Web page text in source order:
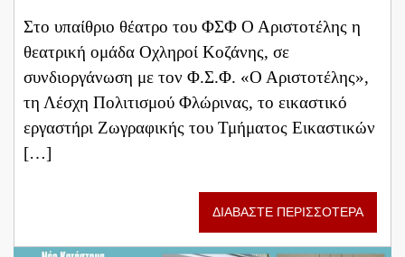
Στο υπαίθριο θέατρο του ΦΣΦ Ο Αριστοτέλης η
θεατρική ομάδα Οχληροί Κοζάνης, σε
συνδιοργάνωση με τον Φ.Σ.Φ. «Ο Αριστοτέλης»,
τη Λέσχη Πολιτισμού Φλώρινας, το εικαστικό
εργαστήρι Ζωγραφικής του Τμήματος Εικαστικών
[…]
ΔΙΑΒΑΣΤΕ ΠΕΡΙΣΣΟΤΕΡΑ